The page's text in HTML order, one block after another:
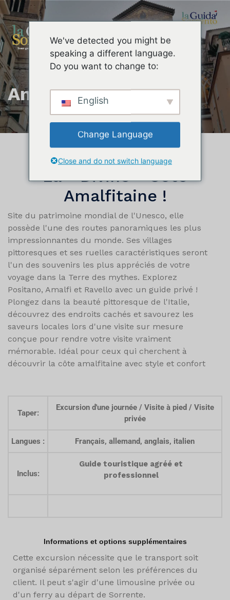
Amalfi Coast
La « Divine » Côte
Amalfitaine !
Site du patrimoine mondial de l'Unesco, elle
possède l'une des routes panoramiques les plus
impressionnantes du monde. Ses villages
pittoresques et ses ruelles caractéristiques seront
l'un des souvenirs les plus appréciés de votre
voyage dans la Terre des mythes. Explorez
Positano, Amalfi et Ravello avec un guide privé !
Plongez dans la beauté pittoresque de l'Italie,
découvrez des endroits cachés et savourez les
saveurs locales lors d'une visite sur mesure
conçue pour rendre votre visite vraiment
mémorable. Idéal pour ceux qui cherchent à
découvrir la côte amalfitaine avec style et confort
Taper:
Excursion d'une journée / Visite à pied / Visite
privée
Langues : Français, allemand, anglais, italien
Inclus:
Guide touristique agréé et
professionnel
Informations et options supplémentaires
Cette excursion nécessite que le transport soit
organisé séparément selon les préférences du
client. Il peut s'agir d'une limousine privée ou
d'un ferry au départ de Sorrente.
We've detected you might be
speaking a different language.
Do you want to change to:
English
Change Language
Close and do not switch language